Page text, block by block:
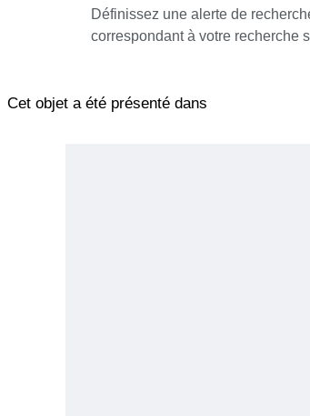
Définissez une alerte de
correspondant à votre recherche
Cet objet a été présenté dans